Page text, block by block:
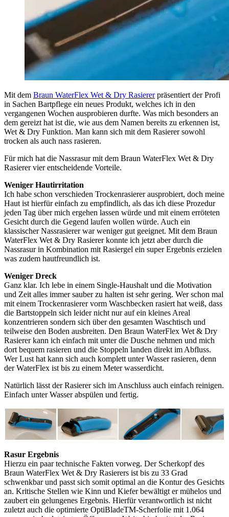
Mit dem Braun WaterFlex Wet & Dry Rasiererpräsentiert der Profi
in Sachen Bartpflege ein neues Produkt, welches ich in den
vergangenen Wochen ausprobieren durfte. Was mich besonders an
dem gereizt hat ist die, wie aus dem Namen bereits zu erkennen ist,
Wet & Dry Funktion. Man kann sich mit dem Rasierer sowohl
trocken als auch nass rasieren.
Für mich hat die Nassrasur mit dem Braun WaterFlex Wet & Dry
Rasierer vier entscheidende Vorteile.
Weniger Hautirritation
Ich habe schon verschieden Trockenrasierer ausprobiert, doch meine
Haut ist hierfür einfach zu empfindlich, als das ich diese Prozedur
jeden Tag über mich ergehen lassen würde und mit einem erröteten
Gesicht durch die Gegend laufen wollen würde. Auch ein
klassischer Nassrasierer war weniger gut geeignet. Mit dem Braun
WaterFlex Wet & Dry Rasierer konnte ich jetzt aber durch die
Nassrasur in Kombination mit Rasiergel ein super Ergebnis erzielen
was zudem hautfreundlich ist.
Weniger Dreck
Ganz klar. Ich lebe in einem Single-Haushalt und die Motivation
und Zeit alles immer sauber zu halten ist sehr gering. Wer schon mal
mit einem Trockenrasierer vorm Waschbecken rasiert hat weiß, dass
die Bartstoppeln sich leider nicht nur auf ein kleines Areal
konzentrieren sondern sich über den gesamten Waschtisch und
teilweise den Boden ausbreiten. Den Braun WaterFlex Wet & Dry
Rasierer kann ich einfach mit unter die Dusche nehmen und mich
dort bequem rasieren und die Stoppeln landen direkt im Abfluss.
Wer Lust hat kann sich auch komplett unter Wasser rasieren, denn
der WaterFlex ist bis zu einem Meter wasserdicht.
Natürlich lässt der Rasierer sich im Anschluss auch einfach reinigen.
Einfach unter Wasser abspülen und fertig.
Rasur Ergebnis
Hierzu ein paar technische Fakten vorweg. Der Scherkopf des
Braun WaterFlex Wet & Dry Rasierers ist bis zu 33 Grad
schwenkbar und passt sich somit optimal an die Kontur des Gesichts
an. Kritische Stellen wie Kinn und Kiefer bewältigt er mühelos und
zaubert ein gelungenes Ergebnis. Hierfür verantwortlich ist nicht
zuletzt auch die optimierte OptiBladeTM-Scherfolie mit 1.064